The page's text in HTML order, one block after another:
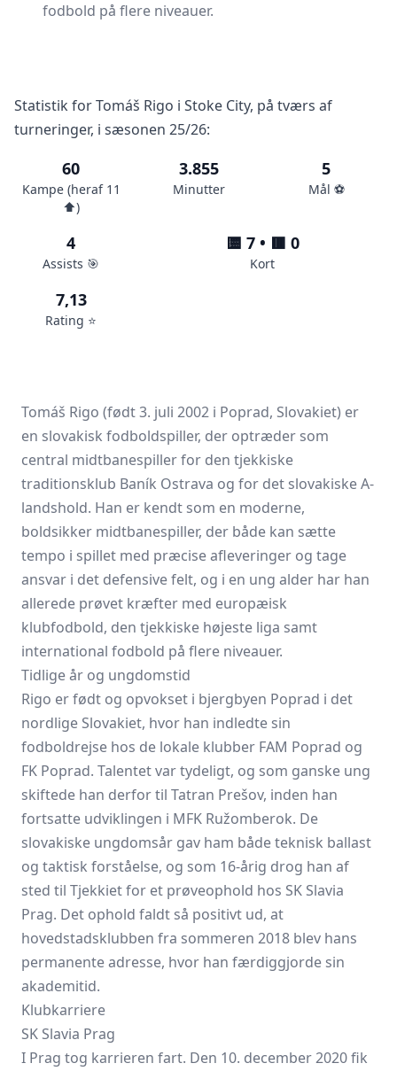
fodbold på flere niveauer.
Statistik for Tomáš Rigo i Stoke City, på tværs af
turneringer, i sæsonen 25/26:
60
Kampe (heraf 11
⬆️)
3.855
Minutter
5
Mål ⚽️
4
Assists 🎯
🟨 7 • 🟥 0
Kort
7,13
Rating ⭐️
Tomáš Rigo (født 3. juli 2002 i Poprad, Slovakiet) er
en slovakisk fodboldspiller, der optræder som
central midtbanespiller for den tjekkiske
traditionsklub Baník Ostrava og for det slovakiske A-
landshold. Han er kendt som en moderne,
boldsikker midtbanespiller, der både kan sætte
tempo i spillet med præcise afleveringer og tage
ansvar i det defensive felt, og i en ung alder har han
allerede prøvet kræfter med europæisk
klubfodbold, den tjekkiske højeste liga samt
international fodbold på flere niveauer.
Tidlige år og ungdomstid
Rigo er født og opvokset i bjergbyen Poprad i det
nordlige Slovakiet, hvor han indledte sin
fodboldrejse hos de lokale klubber FAM Poprad og
FK Poprad. Talentet var tydeligt, og som ganske ung
skiftede han derfor til Tatran Prešov, inden han
fortsatte udviklingen i MFK Ružomberok. De
slovakiske ungdomsår gav ham både teknisk ballast
og taktisk forståelse, og som 16-årig drog han af
sted til Tjekkiet for et prøveophold hos SK Slavia
Prag. Det ophold faldt så positivt ud, at
hovedstadsklubben fra sommeren 2018 blev hans
permanente adresse, hvor han færdiggjorde sin
akademitid.
Klubkarriere
SK Slavia Prag
I Prag tog karrieren fart. Den 10. december 2020 fik